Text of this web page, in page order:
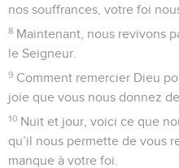
nos souffrances, votre foi
8 Maintenant, nous revivons
le Seigneur.
9 Comment remercier Dieu
joie que vous nous donnez
10 Nuit et jour, voici ce que
qu’il nous permette de vous
manque à votre foi.